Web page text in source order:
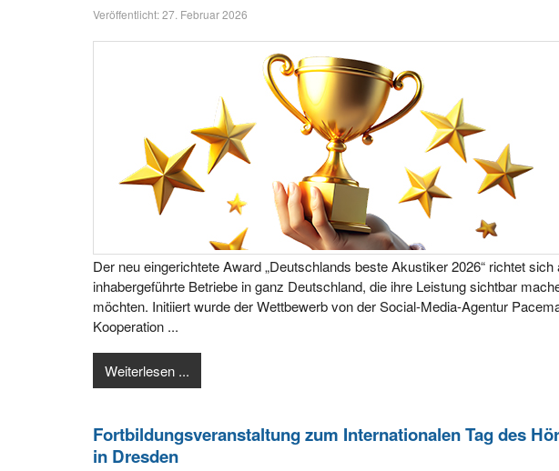
Veröffentlicht: 27. Februar 2026
Der neu eingerichtete Award „Deutschlands beste Akustiker 2026“ richtet sich
inhabergeführte Betriebe in ganz Deutschland, die ihre Leistung sichtbar
möchten. Initiiert wurde der Wettbewerb von der Social-Media-Agentur
Kooperation ...
Weiterlesen ...
Fortbildungsveranstaltung zum Internationalen Tag des
in Dresden